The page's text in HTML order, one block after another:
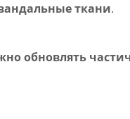
ткани.
обновлять